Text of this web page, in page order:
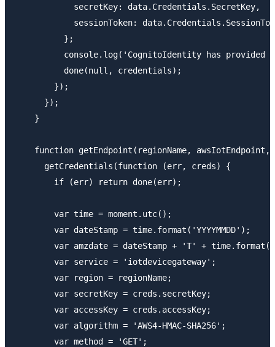
            secretKey: data.Credentials.SecretKey,
sessionToken:
          };
console.log('CognitoIdentity has provided
          done(null, credentials);
        });
      });
    }
function getEndpoint(regionName, awsIotEndpoint,
      getCredentials(function (err, creds) {
        if (err) return done(err);
        var time = moment.utc();
        var dateStamp = time.format('YYYYMMDD');
var amzdate = dateStamp + 'T' +
        var service = 'iotdevicegateway';
        var region = regionName;
        var secretKey = creds.secretKey;
        var accessKey = creds.accessKey;
        var algorithm = 'AWS4-HMAC-SHA256';
        var method = 'GET';